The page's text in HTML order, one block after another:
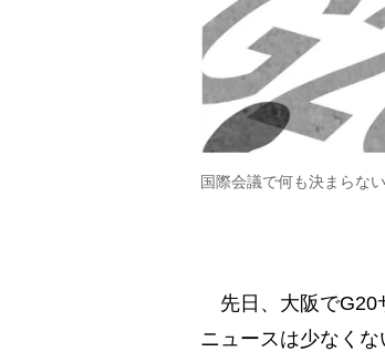
国際会議で何も決まらな
先日、大阪でG20
ニュースは少なく